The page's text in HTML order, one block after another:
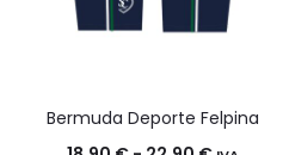
Bermuda Deporte Felpina